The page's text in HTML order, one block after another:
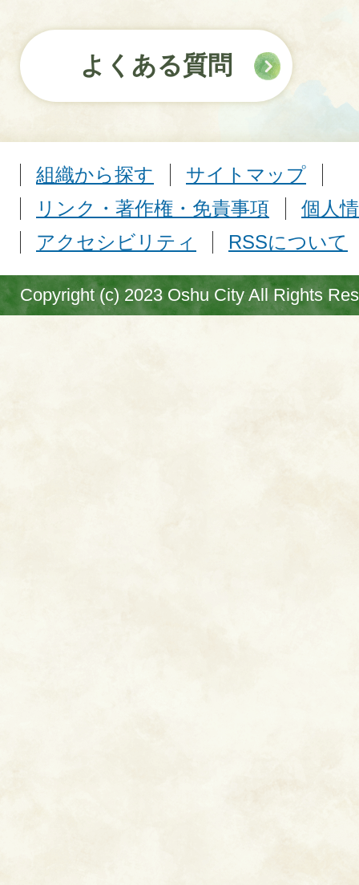
よくある質問
組織から探す
サイトマップ
リンク・著作権・免責事項
個人
アクセシビリティ
RSSについて
Copyright (c) 2023 Oshu City All Rights